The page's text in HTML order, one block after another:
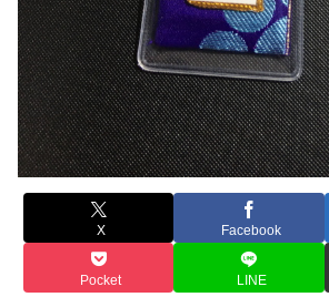
X Facebook
Pocket LINE